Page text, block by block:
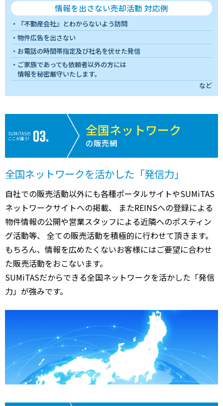
情報を出さない売却活動 対応例
『不動産会社』とわからないよう訪問
物件広告を出さない
お電話の時間帯指定及び社名を伏せた発信
ご家族であっても依頼者以外の方には
情報を秘密厳守いたします。
など
SUMiTASの
ここが違う!
全国ネットワーク
の販売網
全国ネットワークを活かした「発信力」
自社での販売活動以外にも各種ポータルサイトやSUMiTAS
ネットワークサイトへの掲載、 またREINSへの登録による
物件情報の公開や営業スタッフによる近隣へのポスティン
グ活動等、 全ての販売活動を積極的に行わせて頂きます。
もちろん、情報を広めたくないお客様にはご要望に合わせ
た販売活動をおこないます。
SUMiTASだからできる全国ネットワークを活かした「発信
力」が強みです。